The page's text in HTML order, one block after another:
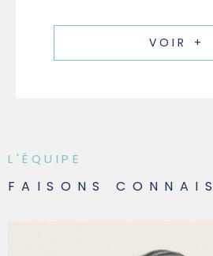
VOIR +
L'ÉQUIPE
FAISONS